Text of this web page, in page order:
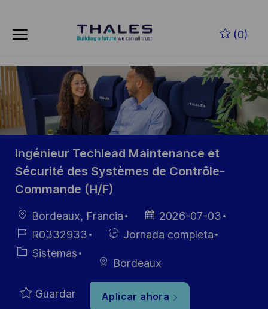
(0)
-
Ingénieur Techlead Maintenance et
Sécurité des Systèmes de Contrôle-
Commande (H/F)
Ubicación
Bordeaux, Francia
Fecha de
publicación
2026-07-03
ID de
empleo
R0332933
HiringJornada completa
Categoría
Sistemas
Bordeaux
Guardar Aplicar ahora